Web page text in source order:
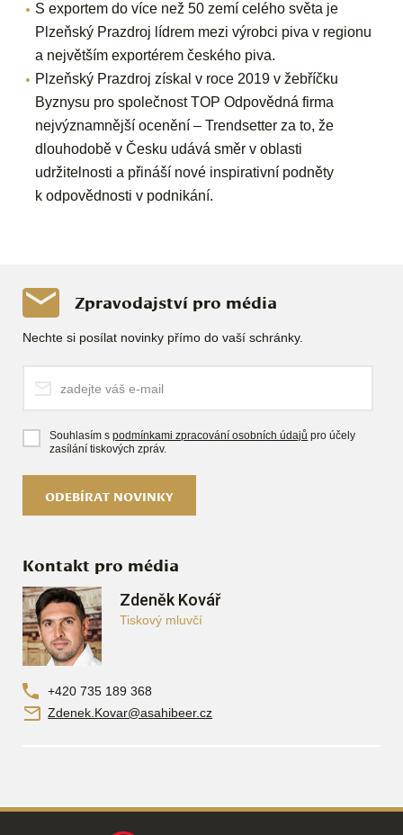
S exportem do více než 50 zemí celého světa je
Plzeňský Prazdroj lídrem mezi výrobci piva v regionu
a největším exportérem českého piva.
Plzeňský Prazdroj získal v roce 2019 v žebříčku
Byznysu pro společnost TOP Odpovědná firma
nejvýznamnější ocenění – Trendsetter za to, že
dlouhodobě v Česku udává směr v oblasti
udržitelnosti a přináší nové inspirativní podněty
k odpovědnosti v podnikání.
Zpravodajství pro média
Nechte si posílat novinky přímo do vaší schránky.
Souhlasím spodmínkami zpracování osobních údajů pro účely
zasílání tiskových zpráv.
ODEBÍRAT NOVINKY
Kontakt pro média
Zdeněk Kovář
Tiskový mluvčí
+420 735 189 368
Zdenek.Kovar@asahibeer.cz